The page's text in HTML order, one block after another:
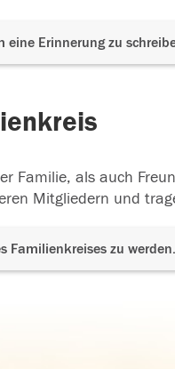
eine Erinnerung zu
Familie, als auch
Mitgliedern und
Familienkreises zu werden.